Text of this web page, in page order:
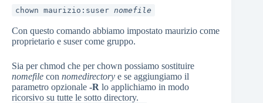
chown maurizio:suser nomefile
Con questo comando abbiamo impostato maurizio come
proprietario e suser come gruppo.
Sia per chmod che per chown possiamo sostituire
nomefile con nomedirectory e se aggiungiamo il
parametro opzionale -R lo applichiamo in modo
ricorsivo su tutte le sotto directory.